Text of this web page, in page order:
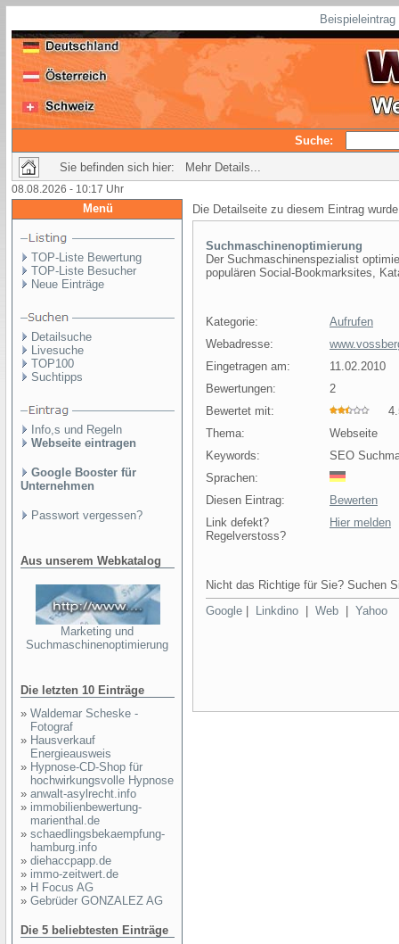
Suche:
Sie befinden sich hier: Mehr Details...
08.08.2026 - 10:17 Uhr
Menü
TOP-Liste Bewertung
TOP-Liste Besucher
Neue Einträge
Detailsuche
Livesuche
TOP100
Suchtipps
Info,s und Regeln
Webseite eintragen
Google Booster für
Unternehmen
Passwort vergessen?
Aus unserem Webkatalog
Marketing und
Suchmaschinenoptimierung
Die letzten 10 Einträge
» Waldemar Scheske -
Fotograf
» Hausverkauf
Energieausweis
» Hypnose-CD-Shop für
hochwirkungsvolle Hypnose
» anwalt-asylrecht.info
» immobilienbewertung-
marienthal.de
» schaedlingsbekaempfung-
hamburg.info
» diehaccpapp.de
» immo-zeitwert.de
» H Focus AG
» Gebrüder GONZALEZ AG
Die 5 beliebtesten Einträge
Die Detailseite zu diesem Eintrag
Suchmaschinenoptimierung
Der Suchmaschinenspezialist
populären Social-Bookmarksites,
Kategorie:
Aufrufen
Webadresse:
Eingetragen am:
11.02.2010
Bewertungen:
2
Bewertet mit:
Thema:
Webseite
Keywords:
SEO
Sprachen:
Diesen Eintrag:
Bewerten
Link defekt?
Regelverstoss?
Hier melden
Nicht das Richtige für Sie? Suchen
Google
Linkdino Web Yahoo